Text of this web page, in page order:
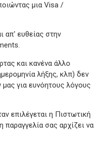
μια Visa /
απ' ευθείας στην
και κανένα άλλο
λήξης, κλπ) δεν
μας για ευνόητους λόγους
επιλέγεται η Πιστωτική
σας αρχίζει να